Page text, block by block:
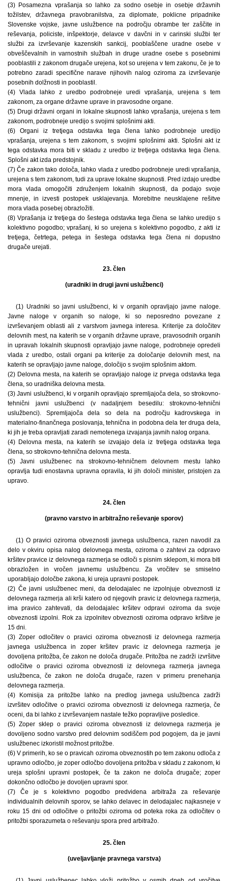
(3) Posamezna vprašanja so lahko za sodno osebje in osebje državnih
tožilstev, državnega pravobranilstva, za diplomate, poklicne pripadnike
Slovenske vojske, javne uslužbence na področju obrambe ter zaščite in
reševanja, policiste, inšpektorje, delavce v davčni in v carinski službi ter
službi za izvrševanje kazenskih sankcij, pooblaščene uradne osebe v
obveščevalnih in varnostnih službah in druge uradne osebe s posebnimi
pooblastili z zakonom drugače urejena, kot so urejena v tem zakonu, če je to
potrebno zaradi specifične narave njihovih nalog oziroma za izvrševanje
posebnih dolžnosti in pooblastil.
(4) Vlada lahko z uredbo podrobneje uredi vprašanja, urejena s tem
zakonom, za organe državne uprave in pravosodne organe.
(5) Drugi državni organi in lokalne skupnosti lahko vprašanja, urejena s tem
zakonom, podrobneje uredijo s svojimi splošnimi akti.
(6) Organi iz tretjega odstavka tega člena lahko podrobneje uredijo
vprašanja, urejena s tem zakonom, s svojimi splošnimi akti. Splošni akt iz
tega odstavka mora biti v skladu z uredbo iz tretjega odstavka tega člena.
Splošni akt izda predstojnik.
(7) Če zakon tako določa, lahko vlada z uredbo podrobneje uredi vprašanja,
urejena s tem zakonom, tudi za uprave lokalne skupnosti. Pred izdajo uredbe
mora vlada omogočiti združenjem lokalnih skupnosti, da podajo svoje
mnenje, in izvesti postopek usklajevanja. Morebitne neusklajene rešitve
mora vlada posebej obrazložiti.
(8) Vprašanja iz tretjega do šestega odstavka tega člena se lahko uredijo s
kolektivno pogodbo; vprašanj, ki so urejena s kolektivno pogodbo, z akti iz
tretjega, četrtega, petega in šestega odstavka tega člena ni dopustno
drugače urejati.
23. člen
(uradniki in drugi javni uslužbenci)
(1) Uradniki so javni uslužbenci, ki v organih opravljajo javne naloge.
Javne naloge v organih so naloge, ki so neposredno povezane z
izvrševanjem oblasti ali z varstvom javnega interesa. Kriterije za določitev
delovnih mest, na katerih se v organih državne uprave, pravosodnih organih
in upravah lokalnih skupnosti opravljajo javne naloge, podrobneje opredeli
vlada z uredbo, ostali organi pa kriterije za določanje delovnih mest, na
katerih se opravljajo javne naloge, določijo s svojim splošnim aktom.
(2) Delovna mesta, na katerih se opravljajo naloge iz prvega odstavka tega
člena, so uradniška delovna mesta.
(3) Javni uslužbenci, ki v organih opravljajo spremljajoča dela, so strokovno-
tehnični javni uslužbenci (v nadaljnjem besedilu: strokovno-tehnični
uslužbenci). Spremljajoča dela so dela na področju kadrovskega in
materialno-finančnega poslovanja, tehnična in podobna dela ter druga dela,
ki jih je treba opravljati zaradi nemotenega izvajanja javnih nalog organa.
(4) Delovna mesta, na katerih se izvajajo dela iz tretjega odstavka tega
člena, so strokovno-tehnična delovna mesta.
(5) Javni uslužbenec na strokovno-tehničnem delovnem mestu lahko
opravlja tudi enostavna upravna opravila, ki jih določi minister, pristojen za
upravo.
24. člen
(pravno varstvo in arbitražno reševanje sporov)
(1) O pravici oziroma obveznosti javnega uslužbenca, razen navodil za
delo v okviru opisa nalog delovnega mesta, oziroma o zahtevi za odpravo
kršitev pravice iz delovnega razmerja se odloči s pisnim sklepom, ki mora biti
obrazložen in vročen javnemu uslužbencu. Za vročitev se smiselno
uporabljajo določbe zakona, ki ureja upravni postopek.
(2) Če javni uslužbenec meni, da delodajalec ne izpolnjuje obveznosti iz
delovnega razmerja ali krši katero od njegovih pravic iz delovnega razmerja,
ima pravico zahtevati, da delodajalec kršitev odpravi oziroma da svoje
obveznosti izpolni. Rok za izpolnitev obveznosti oziroma odpravo kršitve je
15 dni.
(3) Zoper odločitev o pravici oziroma obveznosti iz delovnega razmerja
javnega uslužbenca in zoper kršitev pravic iz delovnega razmerja je
dovoljena pritožba, če zakon ne določa drugače. Pritožba ne zadrži izvršitve
odločitve o pravici oziroma obveznosti iz delovnega razmerja javnega
uslužbenca, če zakon ne določa drugače, razen v primeru prenehanja
delovnega razmerja.
(4) Komisija za pritožbe lahko na predlog javnega uslužbenca zadrži
izvršitev odločitve o pravici oziroma obveznosti iz delovnega razmerja, če
oceni, da bi lahko z izvrševanjem nastale težko popravljive posledice.
(5) Zoper sklep o pravici oziroma obveznosti iz delovnega razmerja je
dovoljeno sodno varstvo pred delovnim sodiščem pod pogojem, da je javni
uslužbenec izkoristil možnost pritožbe.
(6) V primerih, ko se o pravicah oziroma obveznostih po tem zakonu odloča z
upravno odločbo, je zoper odločbo dovoljena pritožba v skladu z zakonom, ki
ureja splošni upravni postopek, če ta zakon ne določa drugače; zoper
dokončno odločbo je dovoljen upravni spor.
(7) Če je s kolektivno pogodbo predvidena arbitraža za reševanje
individualnih delovnih sporov, se lahko delavec in delodajalec najkasneje v
roku 15 dni od odločitve o pritožbi oziroma od poteka roka za odločitev o
pritožbi sporazumeta o reševanju spora pred arbitražo.
25. člen
(uveljavljanje pravnega varstva)